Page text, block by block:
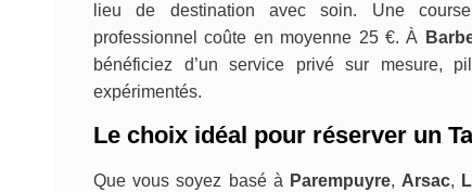
lieu de destination avec soin. Une
professionnel coûte en moyenne 25 €. À
bénéficiez d’un service privé sur mesure,
expérimentés.
Le choix idéal pour réserver un
Que vous soyez basé à Parempuyre, Arsac,